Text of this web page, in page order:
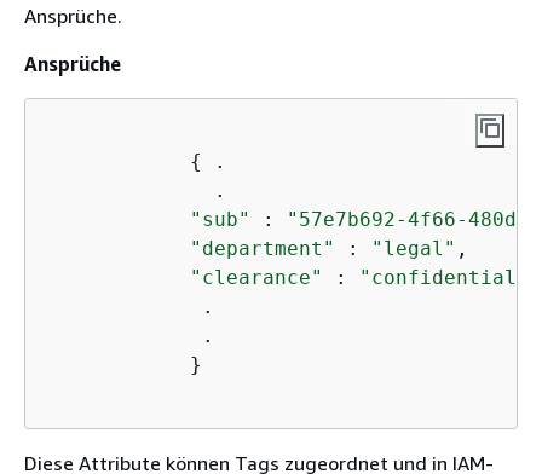
Ansprüche.
Ansprüche
{
.
              .
"sub"
:
"57e7b692-4f66-480d-
"department"
: "legal" ,
"clearance"
: "confidential"
             .
             .
            }
Diese Attribute können Tags zugeordnet und in IAM-